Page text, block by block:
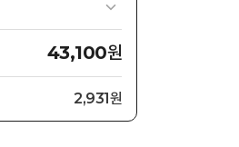
43,100원
2,931원